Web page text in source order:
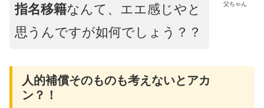
父ちゃん
指名移籍なんて、エエ感じやと
思うんですが如何でしょう？？
人的補償そのものも考えないとアカ
ン？！